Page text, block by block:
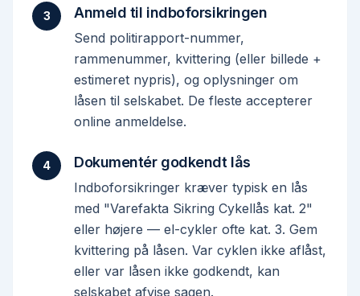
3 Anmeld til indboforsikringen
Send politirapport-nummer,
rammenummer, kvittering (eller billede +
estimeret nypris), og oplysninger om
låsen til selskabet. De fleste accepterer
online anmeldelse.
4 Dokumentér godkendt lås
Indboforsikringer kræver typisk en lås
med "Varefakta Sikring Cykellås kat. 2"
eller højere — el-cykler ofte kat. 3. Gem
kvittering på låsen. Var cyklen ikke aflåst,
eller var låsen ikke godkendt, kan
selskabet afvise sagen.